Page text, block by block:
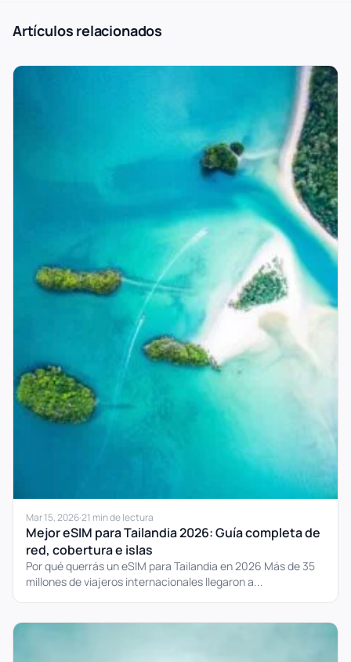
Artículos relacionados
Mar 15, 2026·21 min de lectura
Mejor eSIM para Tailandia 2026: Guía completa de
red, cobertura e islas
Por qué querrás un eSIM para Tailandia en 2026 Más de 35
millones de viajeros internacionales llegaron a...